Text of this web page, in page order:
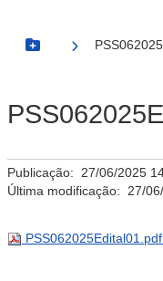
Botão Menu
Publicação: 27/06/2025
Última modificação: 27/
PSS062025Edital01.pdf